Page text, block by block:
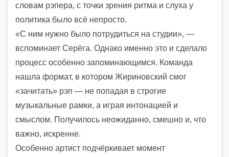
словам рэпера, с точки зрения ритма и слуха у
политика было всё непросто.
«С ним нужно было потрудиться на студии», —
вспоминает Серёга. Однако именно это и сделало
процесс особенно запоминающимся. Команда
нашла формат, в котором Жириновский смог
«зачитать» рэп — не попадая в строгие
музыкальные рамки, а играя интонацией и
смыслом. Получилось неожиданно, смешно и, что
важно, искренне.
Особенно артист подчёркивает момент